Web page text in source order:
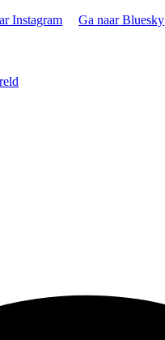
Instagram Ga naar Bluesky